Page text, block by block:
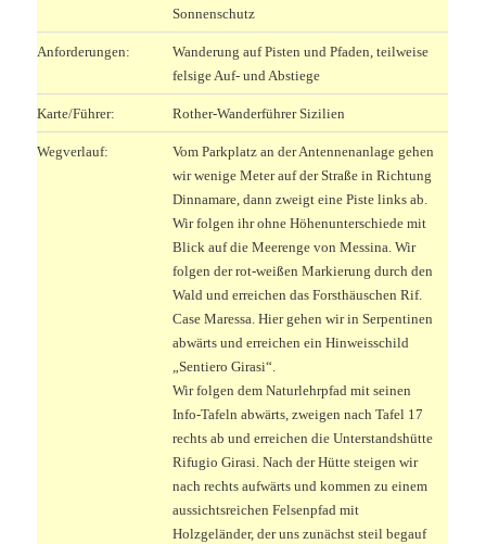
Sonnenschutz
Anforderungen:
Wanderung auf Pisten und Pfaden, teilweise
felsige Auf- und Abstiege
Karte/Führer: Rother-Wanderführer Sizilien
Wegverlauf:
Vom Parkplatz an der Antennenanlage gehen
wir wenige Meter auf der Straße in Richtung
Dinnamare, dann zweigt eine Piste links ab.
Wir folgen ihr ohne Höhenunterschiede mit
Blick auf die Meerenge von Messina. Wir
folgen der rot-weißen Markierung durch den
Wald und erreichen das Forsthäuschen Rif.
Case Maressa. Hier gehen wir in Serpentinen
abwärts und erreichen ein Hinweisschild
„Sentiero Girasi“.
Wir folgen dem Naturlehrpfad mit seinen
Info-Tafeln abwärts, zweigen nach Tafel 17
rechts ab und erreichen die Unterstandshütte
Rifugio Girasi. Nach der Hütte steigen wir
nach rechts aufwärts und kommen zu einem
aussichtsreichen Felsenpfad mit
Holzgeländer, der uns zunächst steil begauf